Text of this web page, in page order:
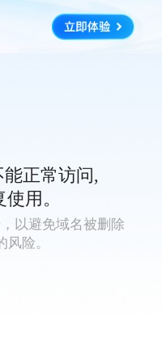
正常访问,
用。
以避免域名被删除
险。